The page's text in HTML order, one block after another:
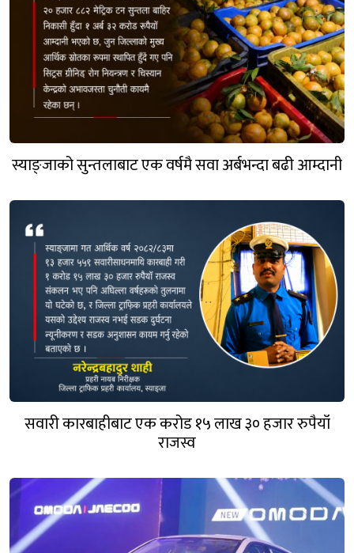
स्याङ्जाको सुन्तलाबाट एक वर्षमै सवा अर्बभन्दा बढी आम्दानी
सवारी कारबाहीबाट एक करोड १५ लाख ३० हजार रुपैयाँ
राजस्व